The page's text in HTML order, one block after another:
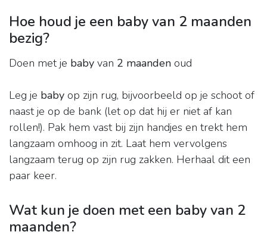
Hoe houd je een baby van 2 maanden
bezig?
Doen met je baby van 2 maanden oud
Leg je baby op zijn rug, bijvoorbeeld op je schoot of
naast je op de bank (let op dat hij er niet af kan
rollen!). Pak hem vast bij zijn handjes en trekt hem
langzaam omhoog in zit. Laat hem vervolgens
langzaam terug op zijn rug zakken. Herhaal dit een
paar keer.
Wat kun je doen met een baby van 2
maanden?